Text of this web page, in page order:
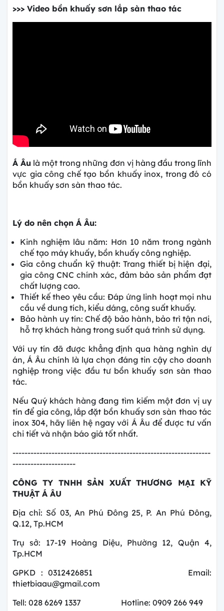
>>> Video bồn khuấy sơn lắp sàn thao tác
Á Âu là một trong những đơn vị hàng đầu trong lĩnh
vực gia công chế tạo bồn khuấy inox, trong đó có
bồn khuấy sơn sàn thao tác.
Lý do nên chọn Á Âu:
Kinh nghiệm lâu năm: Hơn 10 năm trong ngành
chế tạo máy khuấy, bồn khuấy công nghiệp.
Gia công chuẩn kỹ thuật: Trang thiết bị hiện đại,
gia công CNC chính xác, đảm bảo sản phẩm đạt
chất lượng cao.
Thiết kế theo yêu cầu: Đáp ứng linh hoạt mọi nhu
cầu về dung tích, kiểu dáng, công suất khuấy.
Bảo hành uy tín: Chế độ bảo hành, bảo trì tận nơi,
hỗ trợ khách hàng trong suốt quá trình sử dụng.
Với uy tín đã được khẳng định qua hàng nghìn dự
án, Á Âu chính là lựa chọn đáng tin cậy cho doanh
nghiệp trong việc đầu tư bồn khuấy sơn sàn thao
tác.
Nếu Quý khách hàng đang tìm kiếm một đơn vị uy
tín để gia công, lắp đặt bồn khuấy sơn sàn thao tác
inox 304, hãy liên hệ ngay với Á Âu để được tư vấn
chi tiết và nhận báo giá tốt nhất.
------------------------------------------------------------------
---------------------
CÔNG TY TNHH SẢN XUẤT THƯƠNG MẠI KỸ
THUẬT Á ÂU
Địa chỉ: Số 03, An Phú Đông 25, P. An Phú Đông,
Q.12, Tp.HCM
Trụ sở: 17-19 Hoàng Diệu, Phường 12, Quận 4,
Tp.HCM
GPKD : 0312426851 Email:
thietbiaau@gmail.com
Tell: 028 6269 1337 Hotline: 0909 266 949